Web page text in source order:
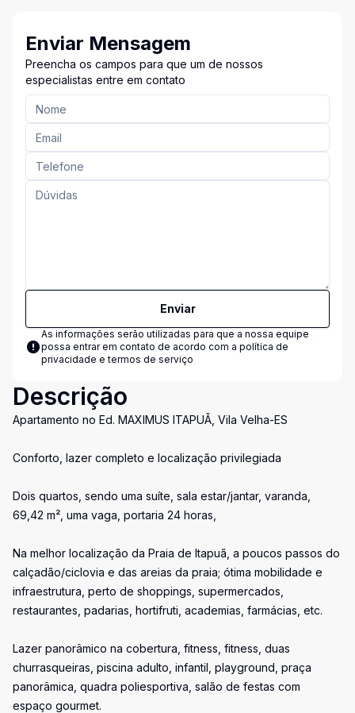
Enviar Mensagem
Preencha os campos para que um de nossos
especialistas entre em contato
Enviar
As informações serão utilizadas para que a nossa equipe
possa entrar em contato de acordo com a política de
privacidade e termos de serviço
Descrição
Apartamento no Ed. MAXIMUS ITAPUÃ, Vila Velha-ES
Conforto, lazer completo e localização privilegiada
Dois quartos, sendo uma suíte, sala estar/jantar, varanda,
69,42 m², uma vaga, portaria 24 horas,
Na melhor localização da Praia de Itapuã, a poucos passos do
calçadão/ciclovia e das areias da praia; ótima mobilidade e
infraestrutura, perto de shoppings, supermercados,
restaurantes, padarias, hortifruti, academias, farmácias, etc.
Lazer panorâmico na cobertura, fitness, fitness, duas
churrasqueiras, piscina adulto, infantil, playground, praça
panorâmica, quadra poliesportiva, salão de festas com
espaço gourmet.